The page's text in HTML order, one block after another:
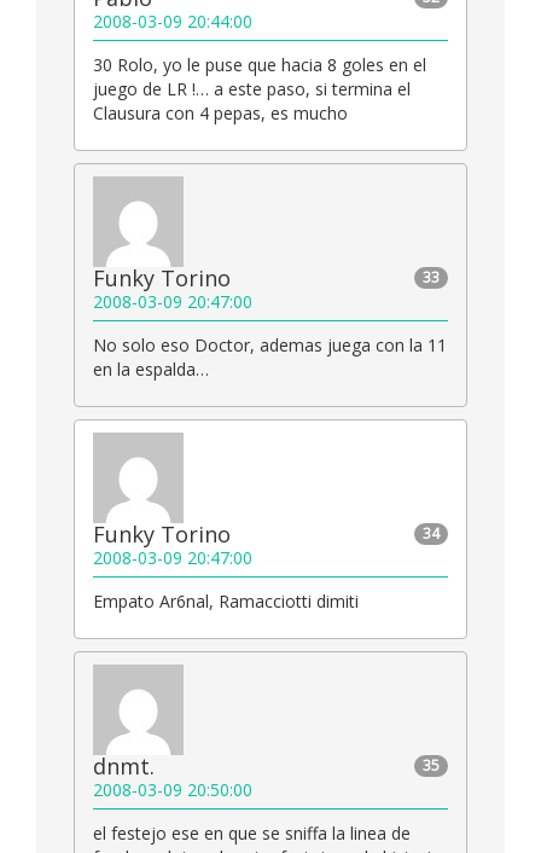
2008-03-09 20:44:00
30 Rolo, yo le puse que hacia 8 goles en el
juego de LR !… a este paso, si termina el
Clausura con 4 pepas, es mucho
33
Funky Torino
2008-03-09 20:47:00
No solo eso Doctor, ademas juega con la 11
en la espalda…
34
Funky Torino
2008-03-09 20:47:00
Empato Ar6nal, Ramacciotti dimiti
35
dnmt.
2008-03-09 20:50:00
el festejo ese en que se sniffa la linea de